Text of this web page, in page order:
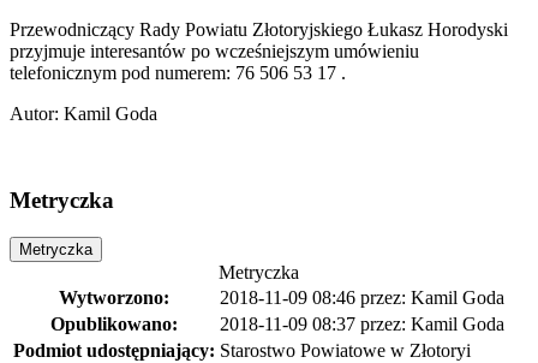
Przewodniczący Rady Powiatu Złotoryjskiego Łukasz Horodyski
przyjmuje interesantów po wcześniejszym umówieniu
telefonicznym pod numerem: 76 506 53 17 .
Autor: Kamil Goda
Metryczka
Metryczka
Metryczka
Wytworzono:
2018-11-09 08:46 przez: Kamil Goda
Opublikowano:
2018-11-09 08:37 przez: Kamil Goda
Podmiot udostępniający: Starostwo Powiatowe w Złotoryi